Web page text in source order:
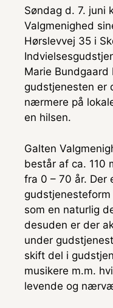
Søndag d. 7. juni
Valgmenighed
Hørslevvej 35 i
Marie Bundgaard
gudstjenesten er
nærmere på
en hilsen.
Galten
består af ca. 110
fra 0 – 70 år. Der
som en naturlig
desuden er der
under
skift del i
musikere m.m.
levende og